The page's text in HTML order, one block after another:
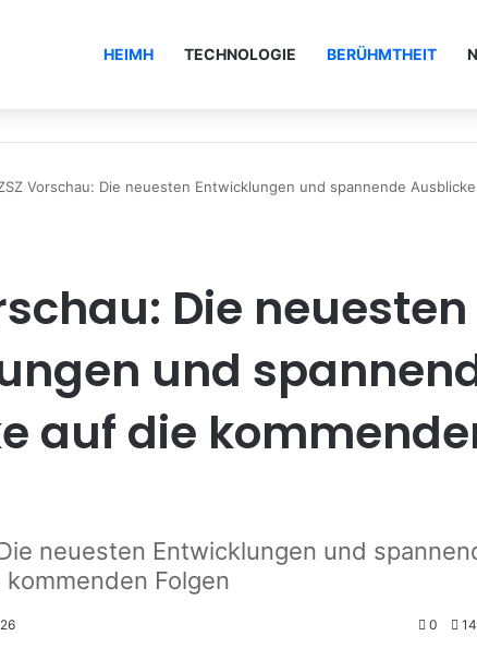
HEIMH TECHNOLOGIE BERÜHMTHEIT
Vorschau: Die neuesten Entwicklungen und spannende
Die neuesten
und
auf die
neuesten Entwicklungen und
Folgen
0 14